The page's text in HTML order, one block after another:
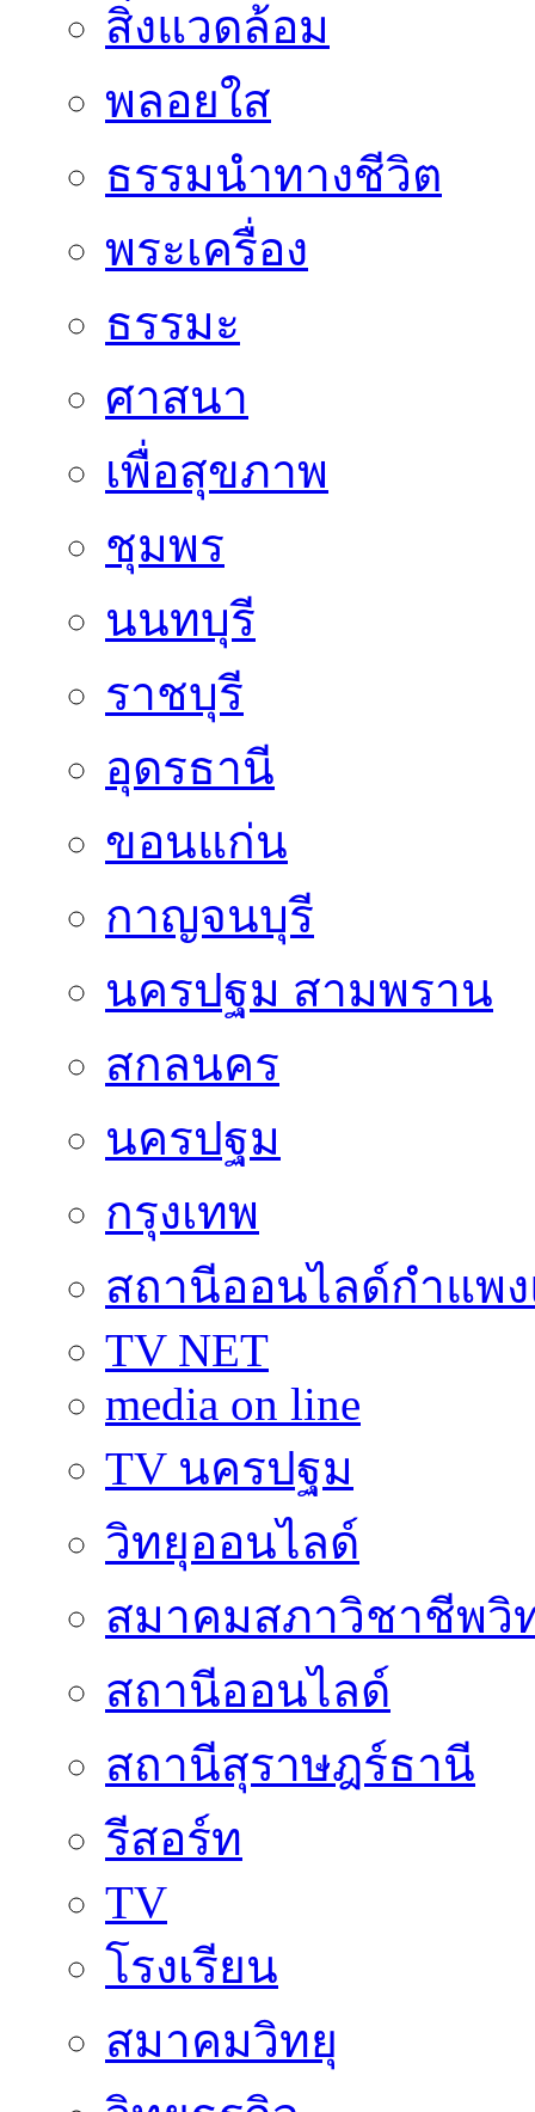
สิ่งแวดล้อม
พลอยใส
ธรรมนำทางชีวิต
พระเครื่อง
ธรรมะ
ศาสนา
เพื่อสุขภาพ
ชุมพร
นนทบุรี
ราชบุรี
อุดรธานี
ขอนแก่น
กาญจนบุรี
นครปฐม สามพราน
สกลนคร
นครปฐม
กรุงเทพ
สถานีออนไลด์กำแพ
TV NET
media on line
TV นครปฐม
วิทยุออนไลด์
สมาคมสภาวิชาชีพวิ
สถานีออนไลด์
สถานีสุราษฎร์ธานี
รีสอร์ท
TV
โรงเรียน
สมาคมวิทยุ